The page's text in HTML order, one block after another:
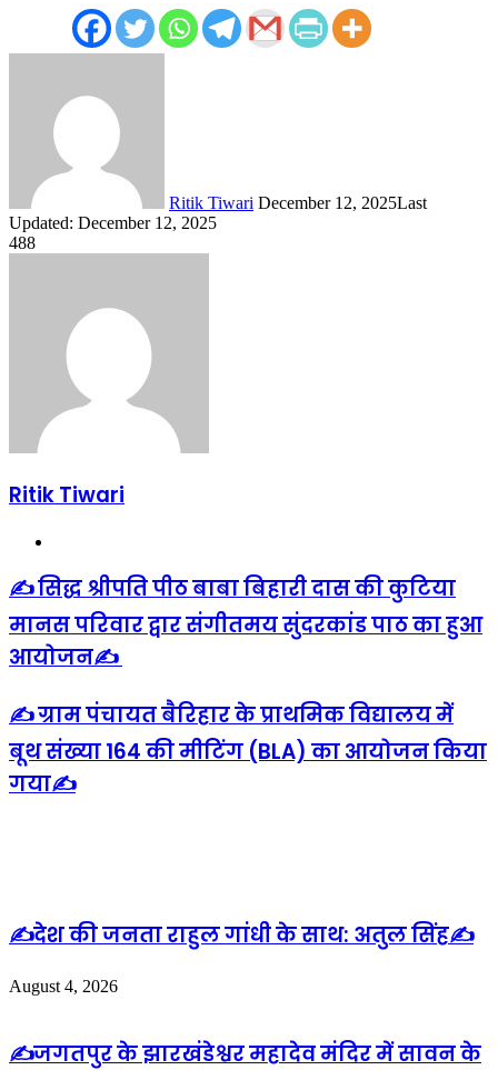
Ritik Tiwari December 12, 2025Last
Updated: December 12, 2025
488
Ritik Tiwari
✍️ सिद्ध श्रीपति पीठ बाबा बिहारी दास की कुटिया
मानस परिवार द्वार संगीतमय सुंदरकांड पाठ का हुआ
आयोजन✍️
✍️ ग्राम पंचायत बैरिहार के प्राथमिक विद्यालय में
बूथ संख्या 164 की मीटिंग (BLA) का आयोजन किया
गया✍️
✍️देश की जनता राहुल गांधी के साथ: अतुल सिंह✍️
August 4, 2026
✍️जगतपुर के झारखंडेश्वर महादेव मंदिर में सावन के